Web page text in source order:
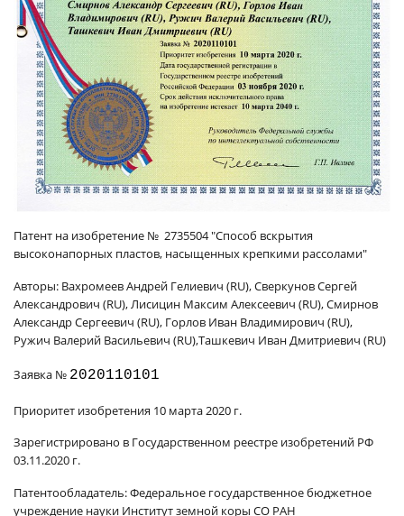
Патент на изобретение № 2735504 "Способ вскрытия
высоконапорных пластов, насыщенных крепкими рассолами"
Авторы: Вахромеев Андрей Гелиевич (RU), Сверкунов Сергей
Александрович (RU), Лисицин Максим Алексеевич (RU), Смирнов
Александр Сергеевич (RU), Горлов Иван Владимирович (RU),
Ружич Валерий Васильевич (RU),Ташкевич Иван Дмитриевич (RU)
Заявка № 2020110101
Приоритет изобретения 10 марта 2020 г.
Зарегистрировано в Государственном реестре изобретений РФ
03.11.2020 г.
Патентообладатель: Федеральное государственное бюджетное
учреждение науки Институт земной коры СО РАН